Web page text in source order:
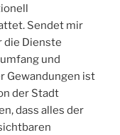
Sendet mir
die Dienste
und
Gewandungen ist
der Stadt
dass alles der